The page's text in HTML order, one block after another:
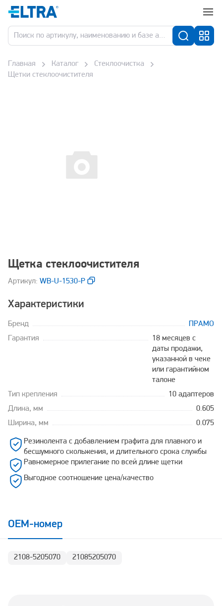
Главная Каталог
Стеклоочистка
Щетки стеклоочистителя
Щетка стеклоочистителя
Aртикул: WB-U-1530-P
Характеристики
Бренд
ПРАМО
Гарантия
18 месяцев с
даты продажи,
указанной в чеке
или гарантийном
талоне
Тип крепления
10 адаптеров
Длина, мм
0.605
Ширина, мм
0.075
Резинолента с добавлением графита для плавного и
бесшумного скольжения, и длительного срока службы
Равномерное прилегание по всей длине щетки
Выгодное соотношение цена/качество
OEM-номер
2108-5205070 21085205070